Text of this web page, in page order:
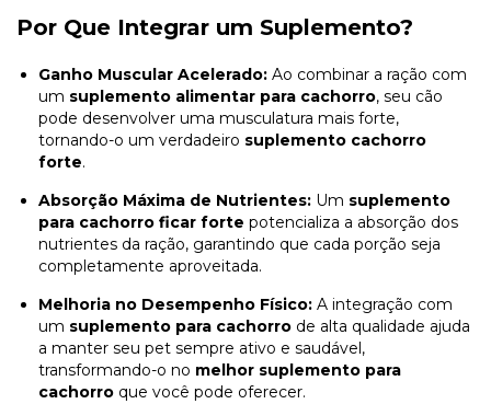
Por Que Integrar um Suplemento?
Ganho Muscular Acelerado: Ao combinar a ração com
um suplemento alimentar para cachorro, seu cão
pode desenvolver uma musculatura mais forte,
tornando-o um verdadeiro suplemento cachorro
forte.
Absorção Máxima de Nutrientes: Um suplemento
para cachorro ficar forte potencializa a absorção dos
nutrientes da ração, garantindo que cada porção seja
completamente aproveitada.
Melhoria no Desempenho Físico: A integração com
um suplemento para cachorro de alta qualidade ajuda
a manter seu pet sempre ativo e saudável,
transformando-o no melhor suplemento para
cachorro que você pode oferecer.